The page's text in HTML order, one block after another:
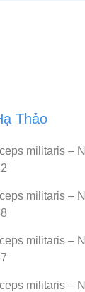
Thảo
militaris –
militaris –
militaris –
militaris –